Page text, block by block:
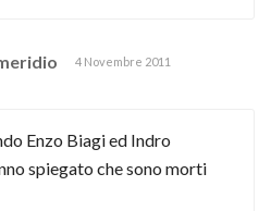
4 Novembre 2011
Enzo Biagi ed Indro
spiegato che sono morti